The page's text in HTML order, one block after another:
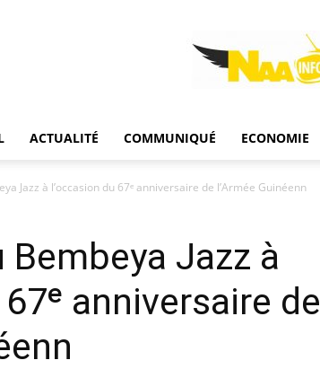
Naainfo
ACTUALITÉ COMMUNIQUÉ ECONOMIE
Jazz à l’occasion du 67ᵉ anniversaire de l’Armée Guinéenn
Jazz à
67ᵉ anniversaire de